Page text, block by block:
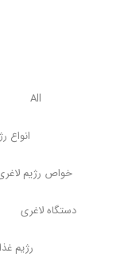
All
انواع
خواص رژیم
دستگاه لاغری
رژیم